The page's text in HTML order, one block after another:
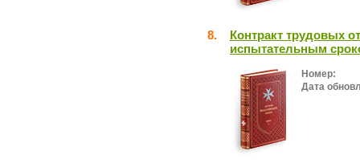
8.
Контракт трудовых
испытательным
Номер:
Дата